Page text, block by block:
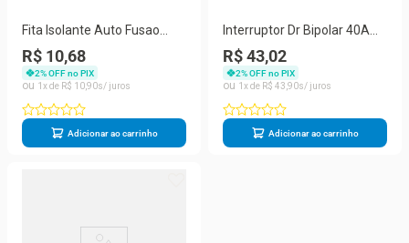
Fita Isolante Auto Fusao
0,76mm X 19mm X 5m
Preto
R$ 10,68
2% OFF no PIX
1
R$ 1090
Adicionar ao carrinho
Interruptor Dr Bipolar 40A
2P
R$ 43,02
2% OFF no PIX
1
R$ 43 90
Adicionar ao carrinho